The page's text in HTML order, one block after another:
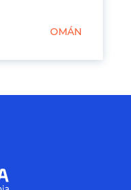
OMÁN